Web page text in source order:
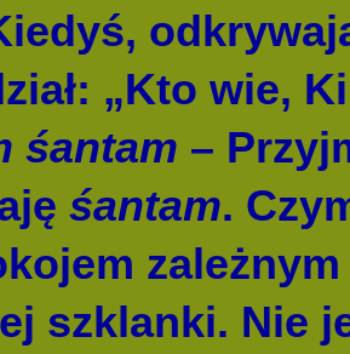
„Kto wie,
śantam –
śantam.
szklanki. Nie